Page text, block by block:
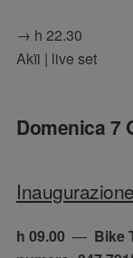
→ h 22.30
Akïi | live set
Domenica 7
h 09.00 — Bike